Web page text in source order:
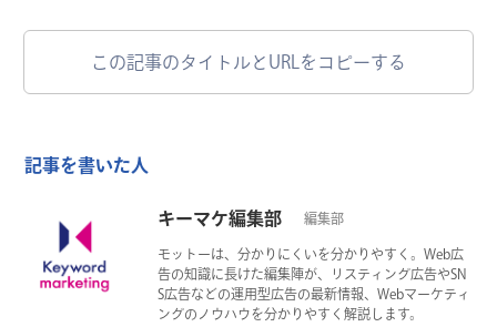
この記事のタイトルとURLをコピーする
記事を書いた人
キーマケ編集部 編集部
モットーは、分かりにくいを分かりやすく。Web広
告の知識に長けた編集陣が、リスティング広告やSN
S広告などの運用型広告の最新情報、Webマーケティ
ングのノウハウを分かりやすく解説します。